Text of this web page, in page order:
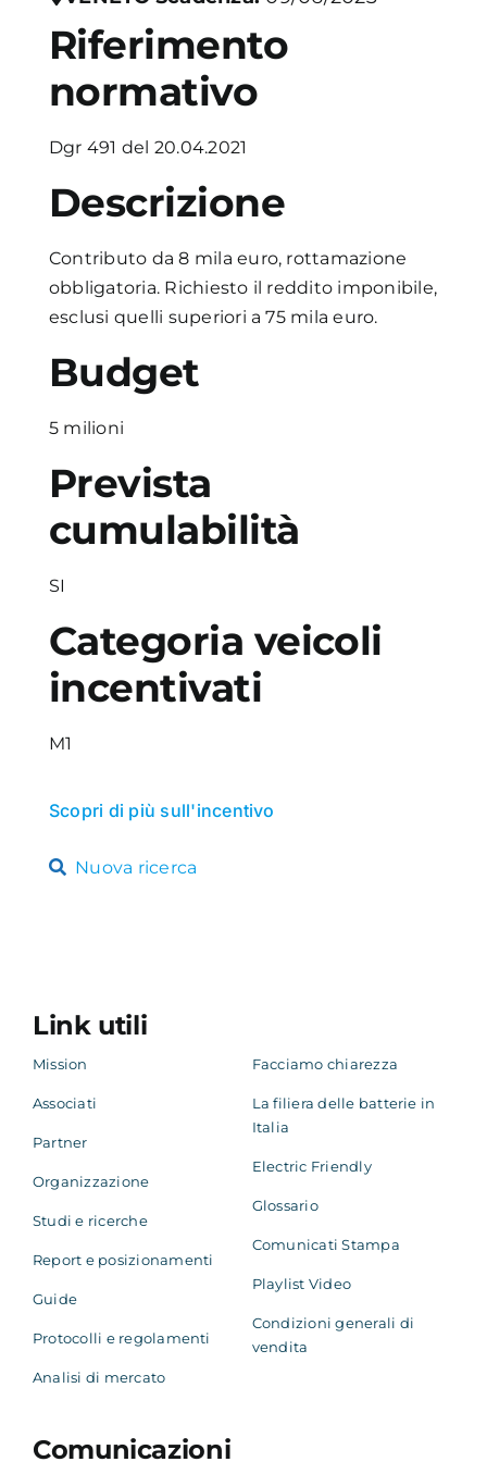
Academy
Riferimento
normativo
Dgr 491 del 20.04.2021
Descrizione
Contributo da 8 mila euro, rottamazione
obbligatoria. Richiesto il reddito imponibile,
esclusi quelli superiori a 75 mila euro.
Budget
5 milioni
Prevista
cumulabilità
SI
Categoria veicoli
incentivati
M1
Scopri di più sull'incentivo
Nuova ricerca
Link utili
Mission
Associati
Partner
Organizzazione
Studi e ricerche
Report e posizionamenti
Guide
Protocolli e regolamenti
Analisi di mercato
Facciamo chiarezza
La filiera delle batterie in
Italia
Electric Friendly
Glossario
Comunicati Stampa
Playlist Video
Condizioni generali di
vendita
Comunicazioni